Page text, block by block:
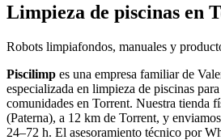
Limpieza de piscinas en
Robots limpiafondos, manuales y
Piscilimp es una empresa familiar de
especializada en limpieza de piscinas
comunidades en Torrent. Nuestra tienda
(Paterna), a 12 km de Torrent, y
24–72 h. El asesoramiento técnico por